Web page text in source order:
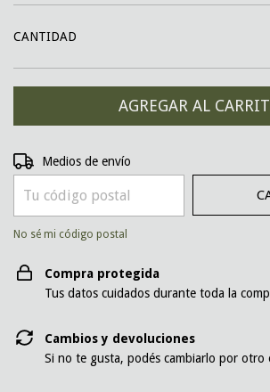
CANTIDAD
Entregas para el CP:
Medios de envío
No sé mi código postal
Compra protegida
Tus datos cuidados durante toda la
Cambios y devoluciones
Si no te gusta, podés cambiarlo por otro